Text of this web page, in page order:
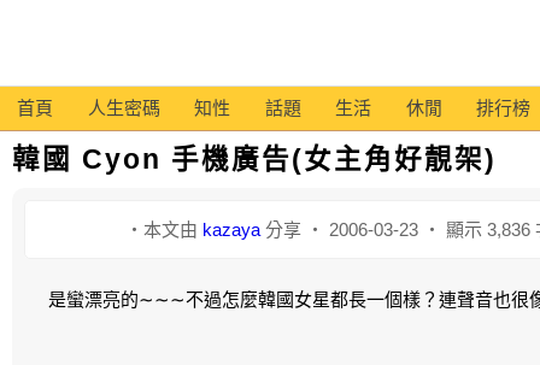
首頁 人生密碼 知性 話題 生活 休閒 排行榜
韓國 Cyon 手機廣告(女主角好靚架)
‧本文由 kazaya 分享 ‧ 2006-03-23 ‧ 顯示
是蠻漂亮的∼∼∼不過怎麼韓國女星都長一個樣？連聲音也